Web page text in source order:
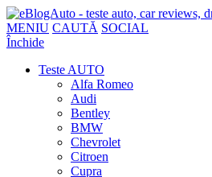
MENIU CAUTĂ SOCIAL
Închide
Teste AUTO
Alfa Romeo
Audi
Bentley
BMW
Chevrolet
Citroen
Cupra